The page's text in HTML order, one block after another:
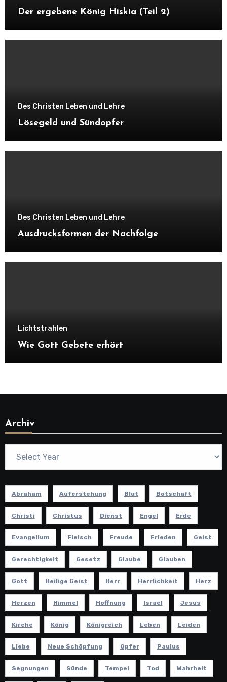
Herzprobleme Stress und ein damit
Der ergebene König Hiskia (Teil 2)
Des Christen Leben und Lehre
Lösegeld und Sündopfer
Des Christen Leben und Lehre
Ausdrucksformen der Nachfolge
Lichtstrahlen
Wie Gott Gebete erhört
Archiv
Abraham Auferstehung Blut Botschaft
Christi Christus Dienst Engel Erde
Evangelium Fleisch Freude Frieden Geist
Gerechtigkeit Gesetz Glaube Glauben
Gott Heilige Geist Herr Herrlichkeit Herz
Herzen Himmel Hoffnung Israel Jesus
Kirche König Königreich Leben Leiden
Liebe Neue Schöpfung Opfer Paulus
Segnungen Sünde Tempel Tod Wahrheit